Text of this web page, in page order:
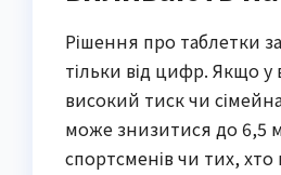
Рішення про таблетки
тільки від цифр. Якщо у
високий тиск чи сімейна
може знизитися до 6,5
спортсменів чи тих,